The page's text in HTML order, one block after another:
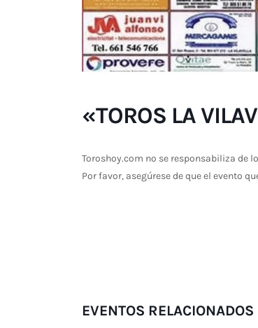
«TOROS LA
Toroshoy.com no se responsabiliza de
Por favor, asegúrese de que el evento
EVENTOS RELACIONADOS